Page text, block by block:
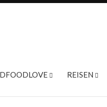
REISEN